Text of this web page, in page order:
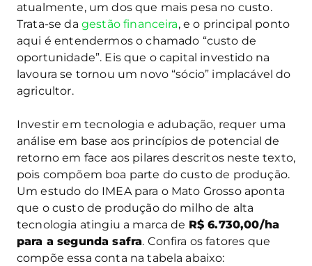
atualmente, um dos que mais pesa no custo.
Trata-se da gestão financeira, e o principal ponto
aqui é entendermos o chamado “custo de
oportunidade”. Eis que o capital investido na
lavoura se tornou um novo “sócio” implacável do
agricultor.
Investir em tecnologia e adubação, requer uma
análise em base aos princípios de potencial de
retorno em face aos pilares descritos neste texto,
pois compõem boa parte do custo de produção.
Um estudo do IMEA para o Mato Grosso aponta
que o custo de produção do milho de alta
tecnologia atingiu a marca de R$ 6.730,00/ha
para a segunda safra. Confira os fatores que
compõe essa conta na tabela abaixo: